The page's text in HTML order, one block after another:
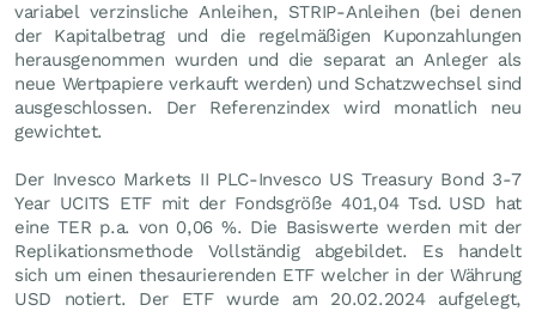
variabel verzinsliche Anleihen, STRIP-Anleihen (bei denen
der Kapitalbetrag und die regelmäßigen Kuponzahlungen
herausgenommen wurden und die separat an Anleger als
neue Wertpapiere verkauft werden) und Schatzwechsel sind
ausgeschlossen. Der Referenzindex wird monatlich neu
gewichtet.
Der Invesco Markets II PLC-Invesco US Treasury Bond 3-7
Year UCITS ETF mit der Fondsgröße 401,04 Tsd. USD hat
eine TER p.a. von 0,06 %. Die Basiswerte werden mit der
Replikationsmethode Vollständig abgebildet. Es handelt
sich um einen thesaurierenden ETF welcher in der Währung
USD notiert. Der ETF wurde am 20.02.2024 aufgelegt,